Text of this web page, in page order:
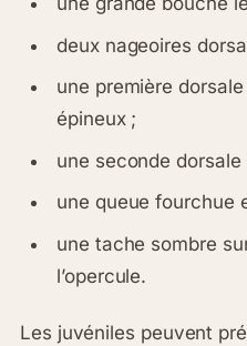
deux nageoires
une première
épineux ;
une seconde dorsale
une queue fourchue
une tache sombre
l’opercule.
Les juvéniles peuvent